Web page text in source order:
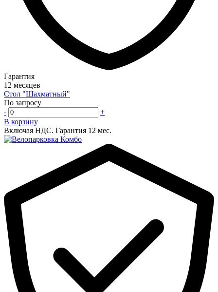
Гарантия
12 месяцев
Стол "Шахматный"
По запросу
-
+
В корзину
Включая НДС. Гарантия 12 мес.